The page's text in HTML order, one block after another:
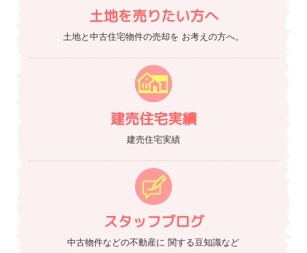
土地を売りたい方へ
土地と中古住宅物件の売却を お考えの方へ。
建売住宅実績
建売住宅実績
スタッフブログ
中古物件などの不動産に 関する豆知識など